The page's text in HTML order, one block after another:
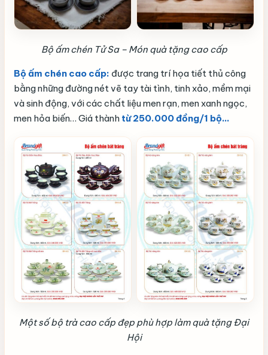
Bộ ấm chén Tử Sa – Món quà tặng cao cấp
Bộ ấm chén cao cấp: được trang trí họa tiết thủ công
bằng những đường nét vẽ tay tài tình, tinh xảo, mềm mại
và sinh động, với các chất liệu men rạn, men xanh ngọc,
men hỏa biến… Giá thành từ 250.000 đồng/1 bộ…
Một số bộ trà cao cấp đẹp phù hợp làm quà tặng Đại
Hội